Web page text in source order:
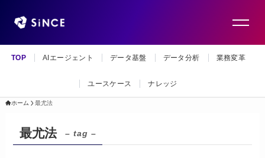
TOP AIエージェント データ基盤 データ分析 業務変革
ユースケース ナレッジ
ホーム 最尤法
最尤法 – tag –